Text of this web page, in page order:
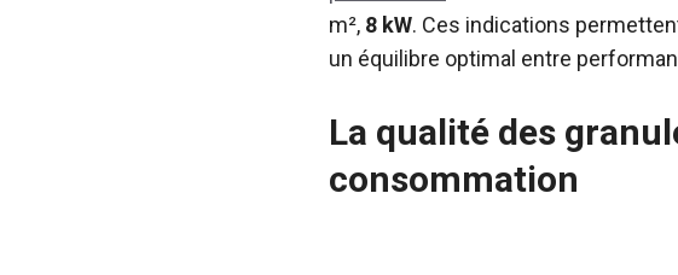
m², 8 kW. Ces indications
un équilibre optimal entre
La qualité des
consommation